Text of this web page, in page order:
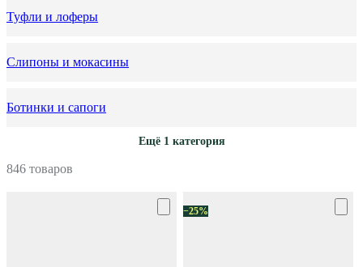
Туфли и лоферы
Слипоны и мокасины
Ботинки и сапоги
Ещё 1 категория
846 товаров
−25%